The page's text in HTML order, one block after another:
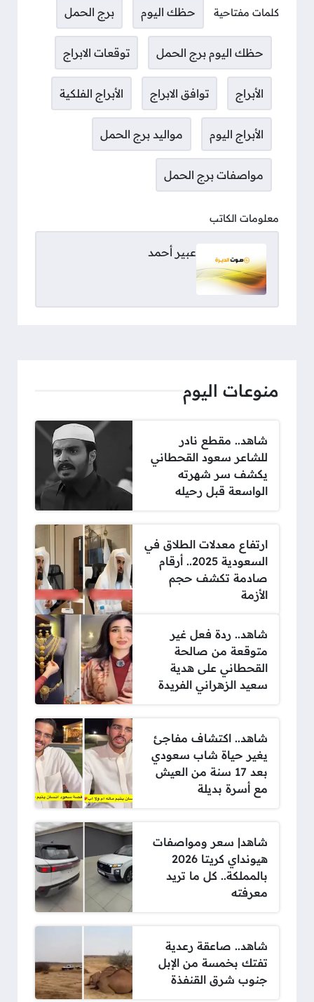
كلمات مفتاحية حظك اليوم برج الحمل
حظك اليوم برج الحمل توقعات الابراج
الأبراج توافق الابراج الأبراج الفلكية
الأبراج اليوم مواليد برج الحمل
مواصفات برج الحمل
معلومات الكاتب
عبير أحمد
منوعات اليوم
شاهد.. مقطع نادر
للشاعر سعود القحطاني
يكشف سر شهرته
الواسعة قبل رحيله
ارتفاع معدلات الطلاق في
السعودية 2025.. أرقام
صادمة تكشف حجم
الأزمة
شاهد.. ردة فعل غير
متوقعة من صالحة
القحطاني على هدية
سعيد الزهراني الفريدة
شاهد.. اكتشاف مفاجئ
يغير حياة شاب سعودي
بعد 17 سنة من العيش
مع أسرة بديلة
شاهد| سعر ومواصفات
هيونداي كريتا 2026
بالمملكة.. كل ما تريد
معرفته
شاهد.. صاعقة رعدية
تفتك بخمسة من الإبل
جنوب شرق القنفذة